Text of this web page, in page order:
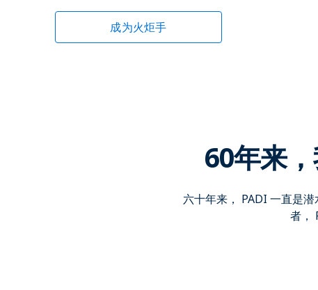
成为火炬手
60年来
六十年来， PADI 一直是
者，